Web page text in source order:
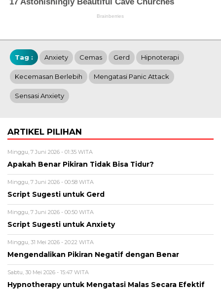
Tag : Anxiety Cemas Gerd Hipnoterapi
Kecemasan Berlebih Mengatasi Panic Attack
Sensasi Anxiety
ARTIKEL PILIHAN
Minggu, 7 Juni 2026 - 01:35 WITA
Apakah Benar Pikiran Tidak Bisa Tidur?
Minggu, 7 Juni 2026 - 00:58 WITA
Script Sugesti untuk Gerd
Minggu, 7 Juni 2026 - 00:50 WITA
Script Sugesti untuk Anxiety
Minggu, 31 Mei 2026 - 20:22 WITA
Mengendalikan Pikiran Negatif dengan Benar
Sabtu, 30 Mei 2026 - 15:47 WITA
Hypnotherapy untuk Mengatasi Malas Secara Efektif